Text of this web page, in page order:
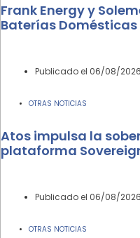
Frank Energy y
Baterías
Publicado el 06/08/2026
OTRAS NOTICIAS
Atos impulsa la
plataforma
Publicado el 06/08/2026
OTRAS NOTICIAS